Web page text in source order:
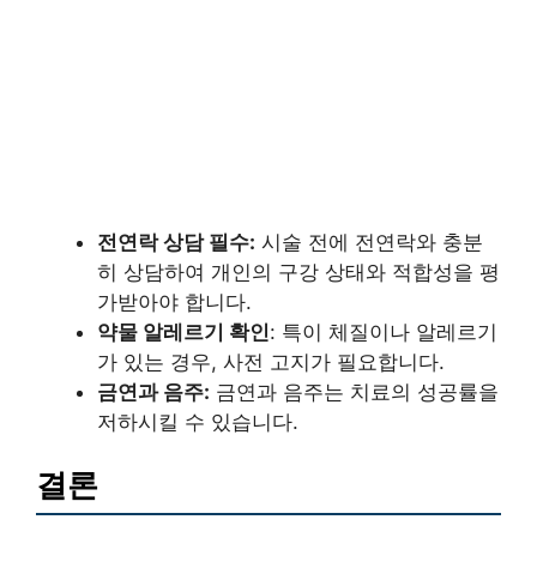
전연락 상담 필수: 시술 전에 전연락와 충분
히 상담하여 개인의 구강 상태와 적합성을 평
가받아야 합니다.
약물 알레르기 확인: 특이 체질이나 알레르기
가 있는 경우, 사전 고지가 필요합니다.
금연과 음주: 금연과 음주는 치료의 성공률을
저하시킬 수 있습니다.
결론